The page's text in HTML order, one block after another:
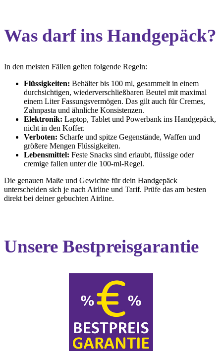
Was darf ins Handgepäck?
In den meisten Fällen gelten folgende Regeln:
Flüssigkeiten: Behälter bis 100 ml, gesammelt in einem
durchsichtigen, wiederverschließbaren Beutel mit maximal
einem Liter Fassungsvermögen. Das gilt auch für Cremes,
Zahnpasta und ähnliche Konsistenzen.
Elektronik: Laptop, Tablet und Powerbank ins Handgepäck,
nicht in den Koffer.
Verboten: Scharfe und spitze Gegenstände, Waffen und
größere Mengen Flüssigkeiten.
Lebensmittel: Feste Snacks sind erlaubt, flüssige oder
cremige fallen unter die 100-ml-Regel.
Die genauen Maße und Gewichte für dein Handgepäck
unterscheiden sich je nach Airline und Tarif. Prüfe das am besten
direkt bei deiner gebuchten Airline.
Unsere Bestpreisgarantie